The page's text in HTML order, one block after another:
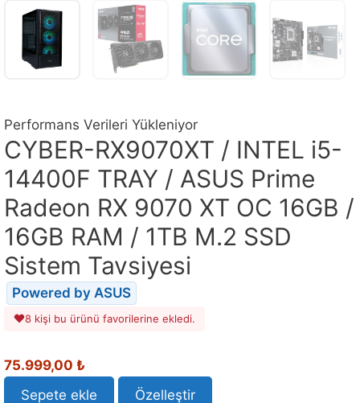
Performans Verileri Yükleniyor
CYBER-RX9070XT / INTEL i5-
14400F TRAY / ASUS Prime
Radeon RX 9070 XT OC 16GB /
16GB RAM / 1TB M.2 SSD
Sistem Tavsiyesi
Powered by ASUS
8 kişi bu ürünü favorilerine ekledi.
fiyat:
89.164,79 ₺.
75.999,00 ₺
fiyat:
Sepete ekle Özelleştir